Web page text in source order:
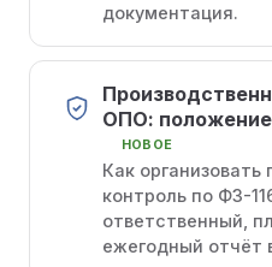
документация.
ОПО:
НОВОЕ
Как организовать
контроль по ФЗ-
ответственный,
ежегодный отчёт